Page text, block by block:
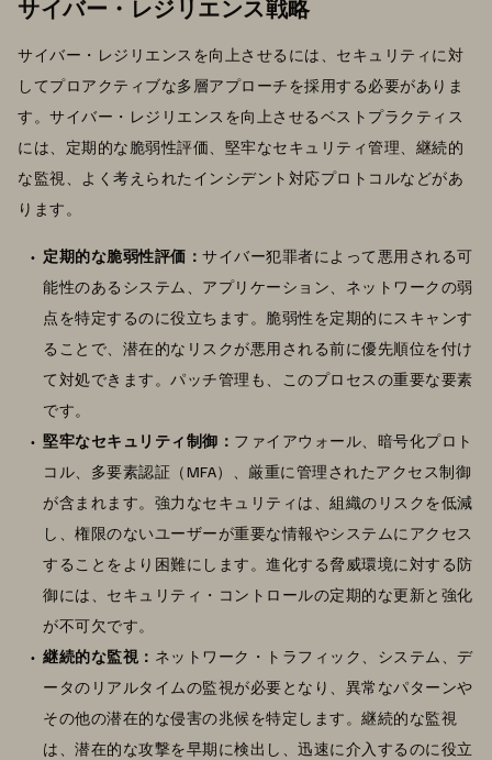
サイバー・レジリエンス戦略
サイバー・レジリエンスを向上させるには、セキュリティに対
してプロアクティブな多層アプローチを採用する必要がありま
す。サイバー・レジリエンスを向上させるベストプラクティス
には、定期的な脆弱性評価、堅牢なセキュリティ管理、継続的
な監視、よく考えられたインシデント対応プロトコルなどがあ
ります。
定期的な脆弱性評価： サイバー犯罪者によって悪用される可
能性のあるシステム、アプリケーション、ネットワークの弱
点を特定するのに役立ちます。脆弱性を定期的にスキャンす
ることで、潜在的なリスクが悪用される前に優先順位を付け
て対処できます。パッチ管理も、このプロセスの重要な要素
です。
堅牢なセキュリティ制御： ファイアウォール、暗号化プロト
コル、多要素認証（MFA）、厳重に管理されたアクセス制御
が含まれます。強力なセキュリティは、組織のリスクを低減
し、権限のないユーザーが重要な情報やシステムにアクセス
することをより困難にします。進化する脅威環境に対する防
御には、セキュリティ・コントロールの定期的な更新と強化
が不可欠です。
継続的な監視： ネットワーク・トラフィック、システム、デ
ータのリアルタイムの監視が必要となり、異常なパターンや
その他の潜在的な侵害の兆候を特定します。継続的な監視
は、潜在的な攻撃を早期に検出し、迅速に介入するのに役立